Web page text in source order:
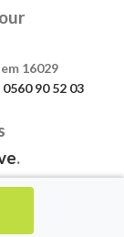
16029
90 52 03
.